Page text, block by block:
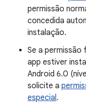
permissão
concedida
instalação.
Se a permissão
app estiver
Android 6.0
solicite a
especial.